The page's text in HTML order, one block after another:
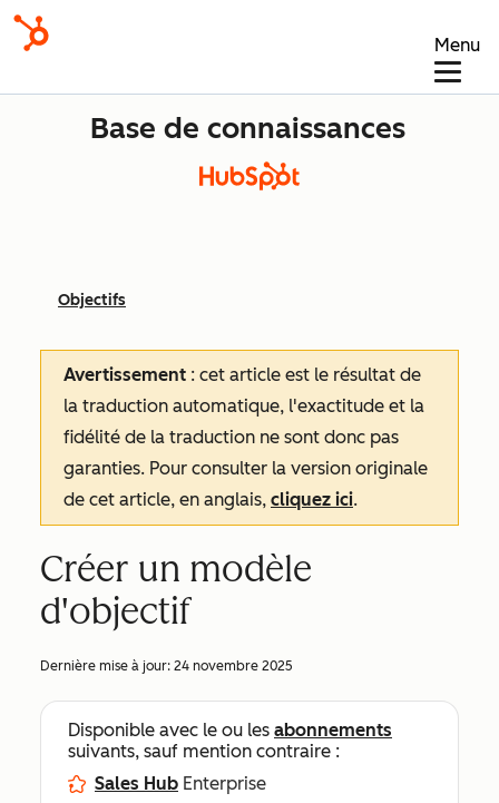
Menu
Base de connaissances
Objectifs
Avertissement : cet article est le résultat de
la traduction automatique, l'exactitude et la
fidélité de la traduction ne sont donc pas
garanties. Pour consulter la version originale
de cet article, en anglais, cliquez ici.
Créer un modèle
d'objectif
Dernière mise à jour: 24 novembre 2025
Disponible avec le ou les abonnements
suivants, sauf mention contraire :
Sales Hub Enterprise